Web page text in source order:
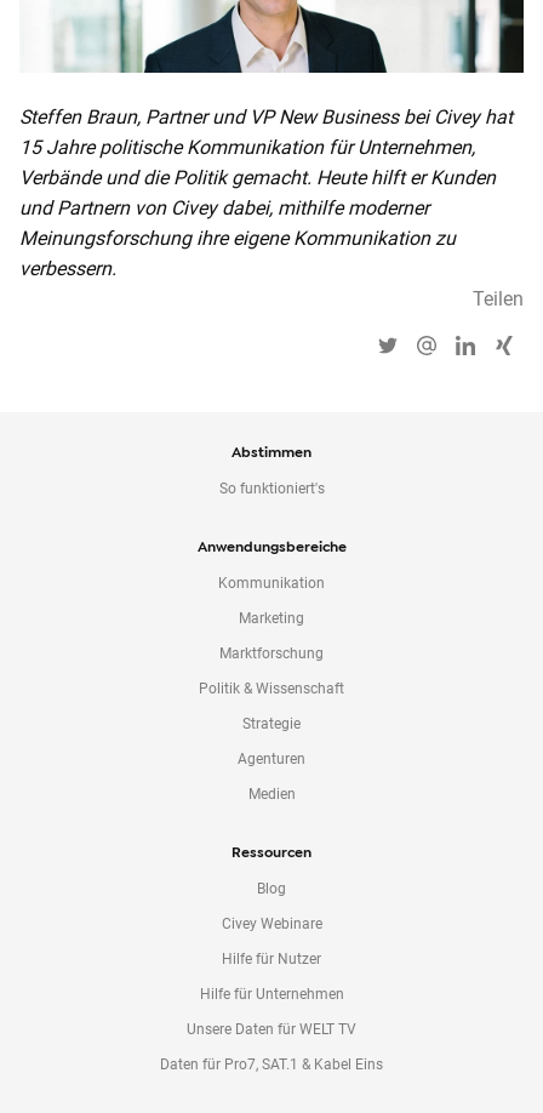
Steffen Braun, Partner und VP New Business bei Civey hat
15 Jahre politische Kommunikation für Unternehmen,
Verbände und die Politik gemacht. Heute hilft er Kunden
und Partnern von Civey dabei, mithilfe moderner
Meinungsforschung ihre eigene Kommunikation zu
verbessern.
Teilen
Abstimmen
So funktioniert's
Anwendungsbereiche
Kommunikation
Marketing
Marktforschung
Politik & Wissenschaft
Strategie
Agenturen
Medien
Ressourcen
Blog
Civey Webinare
Hilfe für Nutzer
Hilfe für Unternehmen
Unsere Daten für WELT TV
Daten für Pro7, SAT.1 & Kabel Eins